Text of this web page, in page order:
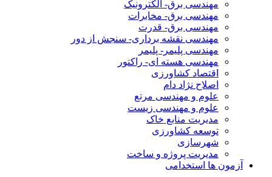
مهندسی برق- الکترونیک
مهندسی برق- مخابرات
مهندسی برق- قدرت
مهندسی نقشه برداری- سنجش از دور
مهندسی پلیمر- پلیمر
مهندسی هسته ای- راکتور
اقتصاد کشاورزی
اصلاح نژاد دام
علوم و مهندسی مرتع
علوم و مهندسی زیست
مدیریت منابع خاک
توسعه کشاورزی
شهرسازی
مدیریت پروژه و ساخت
آزمون ها استخدامی